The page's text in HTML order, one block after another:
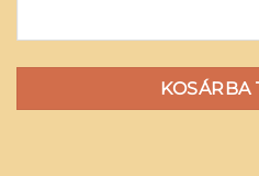
KOSÁRBA